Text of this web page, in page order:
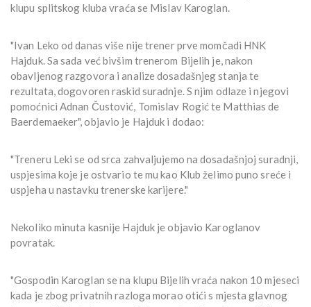
klupu splitskog kluba vraća se Mislav Karoglan.
"Ivan Leko od danas više nije trener prve momčadi HNK
Hajduk. Sa sada već bivšim trenerom Bijelih je, nakon
obavljenog razgovora i analize dosadašnjeg stanja te
rezultata, dogovoren raskid suradnje. S njim odlaze i njegovi
pomoćnici Adnan Čustović, Tomislav Rogić te Matthias de
Baerdemaeker", objavio je Hajduk i dodao:
"Treneru Leki se od srca zahvaljujemo na dosadašnjoj suradnji,
uspjesima koje je ostvario te mu kao Klub želimo puno sreće i
uspjeha u nastavku trenerske karijere."
Nekoliko minuta kasnije Hajduk je objavio Karoglanov
povratak.
"Gospodin Karoglan se na klupu Bijelih vraća nakon 10 mjeseci
kada je zbog privatnih razloga morao otići s mjesta glavnog